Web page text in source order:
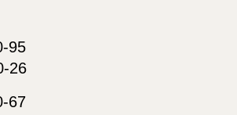
95
26
67